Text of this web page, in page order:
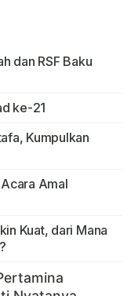
dan RSF Baku
ke-21
Kumpulkan
Amal
Kuat, dari Mana